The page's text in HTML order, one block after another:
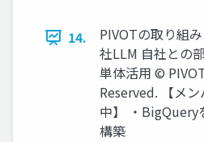
14.
PIVOTの取り組
社LLM 自社との
単体活用 ©︎
Reserved. 【メ
中】 ・BigQuery
構築